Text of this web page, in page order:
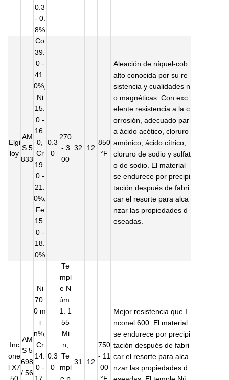
0.3
- 0.
8%
Elgi
loy
AM
S 5
833
Co
39.
0 -
41.
0%,
Ni
15.
0 -
16.
0,
Cr
19.
0 -
21.
0%,
Fe
15.
0 -
18.
0%
0.3
0
270
- 3
00
32 12
850
°F
Aleación de níquel-cob
alto conocida por su re
sistencia y cualidades n
o magnéticas. Con exc
elente resistencia a la c
orrosión, adecuado par
a ácido acético, cloruro
amónico, ácido cítrico,
cloruro de sodio y sulfat
o de sodio. El material
se endurece por precipi
tación después de fabri
car el resorte para alca
nzar las propiedades d
eseadas.
Inc
one
l X7
AM
S 5
698
/ 56
Ni
70.
0 m
i
n%,
Cr
14.
0 -
0.3
0
Te
mpl
e N
úm.
1: 1
55
Mi
n,
Te
mpl
31 12
750
- 11
00
Mejor resistencia que I
nconel 600. El material
se endurece por precipi
tación después de fabri
car el resorte para alca
nzar las propiedades d